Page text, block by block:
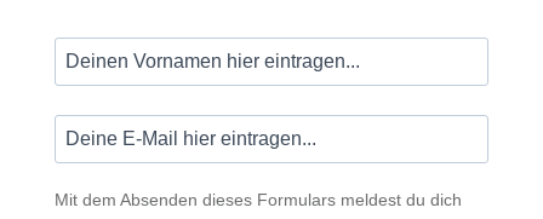
Mit dem Absenden dieses Formulars meldest du dich